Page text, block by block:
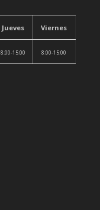
Jueves Viernes
8:00-15:00 8:00-15:00